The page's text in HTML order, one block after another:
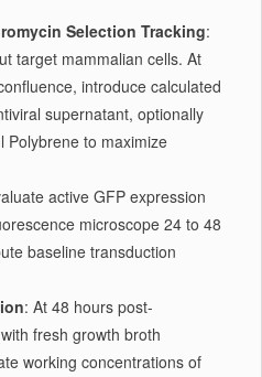
Selection Tracking:
target mammalian cells. At
introduce calculated
supernatant, optionally
Polybrene to maximize
active GFP expression
microscope 24 to 48
baseline transduction
: At 48 hours post-
fresh growth broth
working concentrations of